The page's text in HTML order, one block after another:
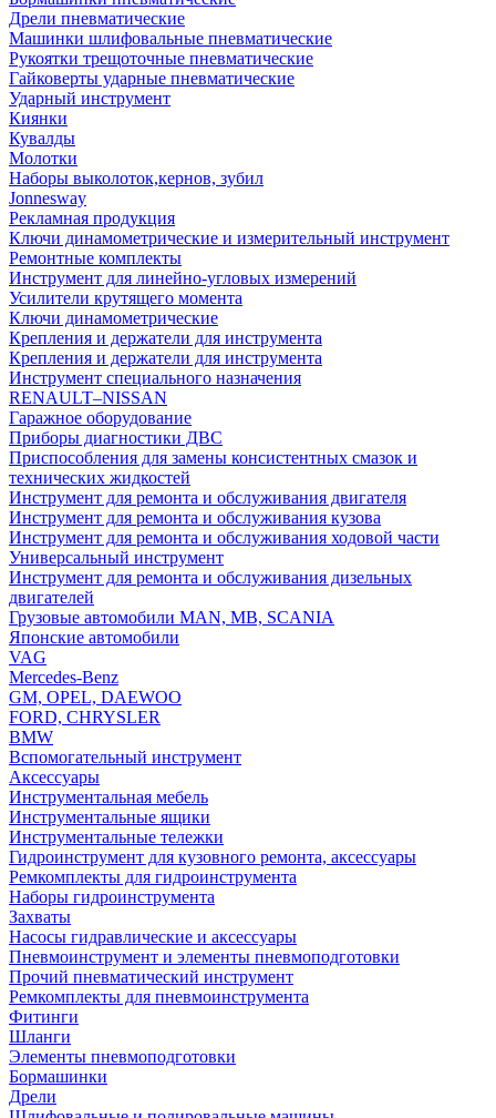
Дрели пневматические
Машинки шлифовальные пневматические
Рукоятки трещоточные пневматические
Гайковерты ударные пневматические
Ударный инструмент
Киянки
Кувалды
Молотки
Наборы выколоток,кернов, зубил
Jonnesway
Рекламная продукция
Ключи динамометрические и измерительный инструмент
Ремонтные комплекты
Инструмент для линейно-угловых измерений
Усилители крутящего момента
Ключи динамометрические
Крепления и держатели для инструмента
Крепления и держатели для инструмента
Инструмент специального назначения
RENAULT–NISSAN
Гаражное оборудование
Приборы диагностики ДВС
Приспособления для замены консистентных смазок и
технических жидкостей
Инструмент для ремонта и обслуживания двигателя
Инструмент для ремонта и обслуживания кузова
Инструмент для ремонта и обслуживания ходовой части
Универсальный инструмент
Инструмент для ремонта и обслуживания дизельных
двигателей
Грузовые автомобили MAN, MB, SCANIA
Японские автомобили
VAG
Mercedes-Benz
GM, OPEL, DAEWOO
FORD, CHRYSLER
BMW
Вспомогательный инструмент
Аксессуары
Инструментальная мебель
Инструментальные ящики
Инструментальные тележки
Гидроинструмент для кузовного ремонта, аксессуары
Ремкомплекты для гидроинструмента
Наборы гидроинструмента
Захваты
Насосы гидравлические и аксессуары
Пневмоинструмент и элементы пневмоподготовки
Прочий пневматический инструмент
Ремкомплекты для пневмоинструмента
Фитинги
Шланги
Элементы пневмоподготовки
Бормашинки
Дрели